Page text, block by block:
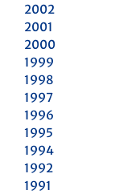
2002
2001
2000
1999
1998
1997
1996
1995
1994
1992
1991